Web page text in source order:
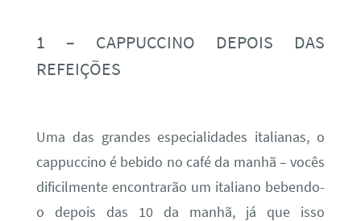
1 – CAPPUCCINO DEPOIS DAS
REFEIÇÕES
Uma das grandes especialidades italianas, o
cappuccino é bebido no café da manhã – vocês
dificilmente encontrarão um italiano bebendo-
o depois das 10 da manhã, já que isso